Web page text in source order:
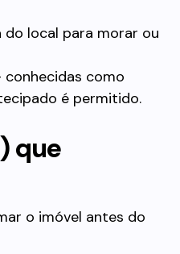
do local para morar ou
conhecidas como
é permitido.
que
o imóvel antes do